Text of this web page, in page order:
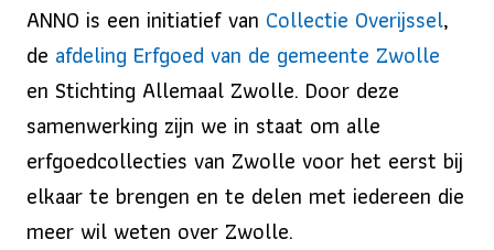
ANNO is een initiatief van Collectie Overijssel,
de afdeling Erfgoed van de gemeente Zwolle
en Stichting Allemaal Zwolle. Door deze
samenwerking zijn we in staat om alle
erfgoedcollecties van Zwolle voor het eerst bij
elkaar te brengen en te delen met iedereen die
meer wil weten over Zwolle.